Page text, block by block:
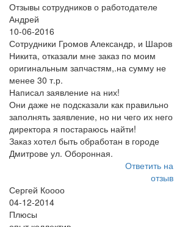
Отзывы сотрудников о работодателе
Андрей
10-06-2016
Сотрудники Громов Александр, и Шаров
Никита, отказали мне заказ по моим
оригинальным запчастям,.на сумму не
менее 30 т.р.
Написал заявление на них!
Они даже не подсказали как правильно
заполнять заявление, но ни чего их него
директора я постараюсь найти!
Заказ хотел быть обработан в городе
Дмитрове ул. Оборонная.
Ответить на
отзыв
Сергей Коооо
04-12-2014
Плюсы